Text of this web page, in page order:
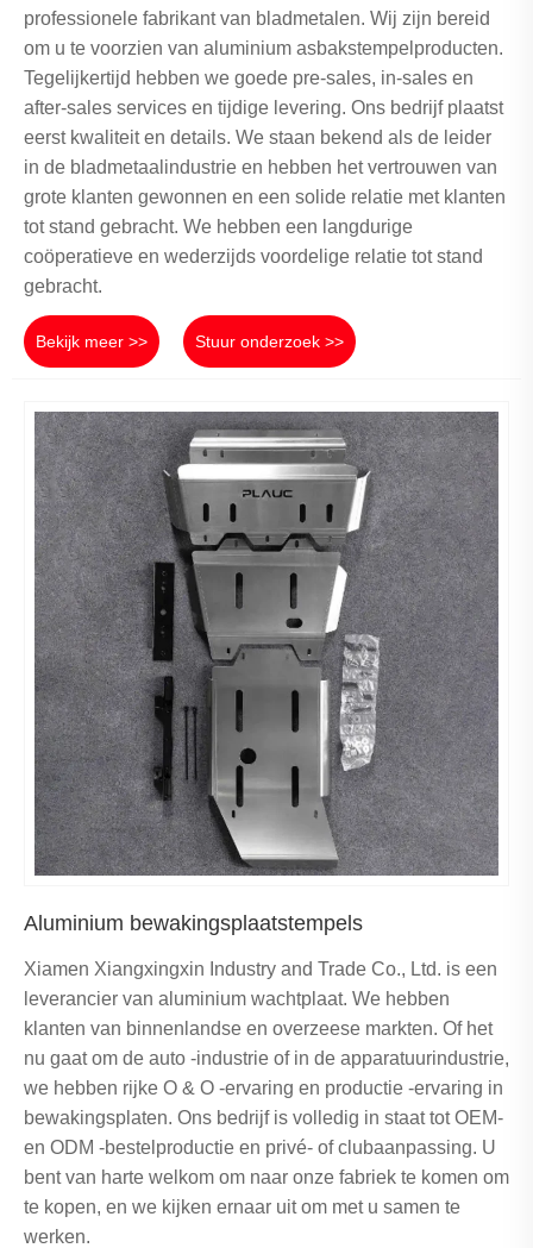
professionele fabrikant van bladmetalen. Wij zijn bereid
om u te voorzien van aluminium asbakstempelproducten.
Tegelijkertijd hebben we goede pre-sales, in-sales en
after-sales services en tijdige levering. Ons bedrijf plaatst
eerst kwaliteit en details. We staan ​​bekend als de leider
in de bladmetaalindustrie en hebben het vertrouwen van
grote klanten gewonnen en een solide relatie met klanten
tot stand gebracht. We hebben een langdurige
coöperatieve en wederzijds voordelige relatie tot stand
gebracht.
Bekijk meer >> Stuur onderzoek >>
Aluminium bewakingsplaatstempels
Xiamen Xiangxingxin Industry and Trade Co., Ltd. is een
leverancier van aluminium wachtplaat. We hebben
klanten van binnenlandse en overzeese markten. Of het
nu gaat om de auto -industrie of in de apparatuurindustrie,
we hebben rijke O & O -ervaring en productie -ervaring in
bewakingsplaten. Ons bedrijf is volledig in staat tot OEM-
en ODM -bestelproductie en privé- of clubaanpassing. U
bent van harte welkom om naar onze fabriek te komen om
te kopen, en we kijken ernaar uit om met u samen te
werken.